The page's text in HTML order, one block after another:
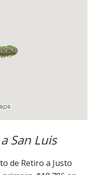
San Luis
de Retiro a Justo